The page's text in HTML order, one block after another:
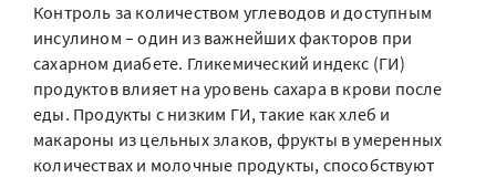
Контроль за количеством углеводов и доступным
инсулином – один из важнейших факторов при
сахарном диабете. Гликемический индекс (ГИ)
продуктов влияет на уровень сахара в крови после
еды. Продукты с низким ГИ, такие как хлеб и
макароны из цельных злаков, фрукты в умеренных
количествах и молочные продукты, способствуют